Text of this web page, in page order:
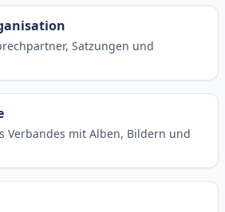
Satzungen und
Verbandes mit Alben, Bildern und